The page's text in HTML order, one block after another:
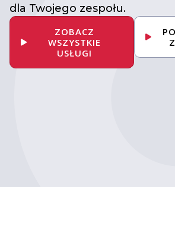
dla Twojego zespołu.
ZOBACZ
WSZYSTKIE
USŁUGI